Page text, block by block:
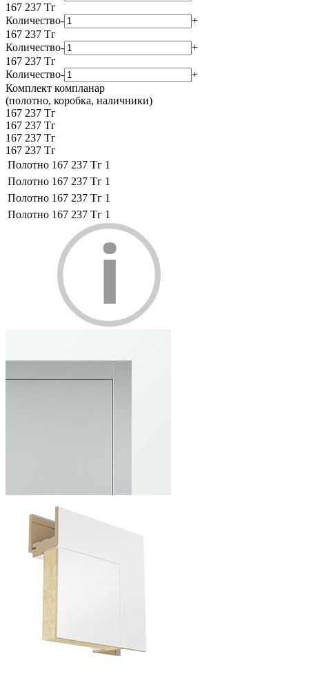
167 237 Тг
Количество-
+
167 237 Тг
Количество-
+
167 237 Тг
Количество-
+
Комплект компланар
(полотно, коробка, наличники)
167 237 Тг
167 237 Тг
167 237 Тг
167 237 Тг
Полотно 167 237 Тг 1
Полотно 167 237 Тг 1
Полотно 167 237 Тг 1
Полотно 167 237 Тг 1